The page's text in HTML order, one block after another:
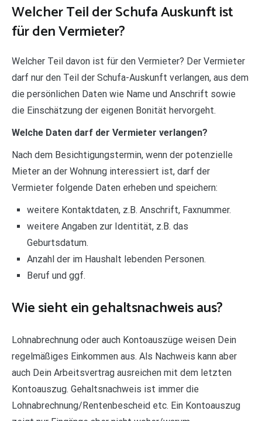
Welcher Teil der Schufa Auskunft ist
für den Vermieter?
Welcher Teil davon ist für den Vermieter? Der Vermieter
darf nur den Teil der Schufa-Auskunft verlangen, aus dem
die persönlichen Daten wie Name und Anschrift sowie
die Einschätzung der eigenen Bonität hervorgeht.
Welche Daten darf der Vermieter verlangen?
Nach dem Besichtigungstermin, wenn der potenzielle
Mieter an der Wohnung interessiert ist, darf der
Vermieter folgende Daten erheben und speichern:
weitere Kontaktdaten, z.B. Anschrift, Faxnummer.
weitere Angaben zur Identität, z.B. das
Geburtsdatum.
Anzahl der im Haushalt lebenden Personen.
Beruf und ggf.
Wie sieht ein gehaltsnachweis aus?
Lohnabrechnung oder auch Kontoauszüge weisen Dein
regelmäßiges Einkommen aus. Als Nachweis kann aber
auch Dein Arbeitsvertrag ausreichen mit dem letzten
Kontoauszug. Gehaltsnachweis ist immer die
Lohnabrechnung/Rentenbescheid etc. Ein Kontoauszug